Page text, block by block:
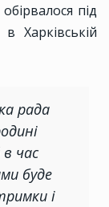
під
Харківській
рада
час
буде
і